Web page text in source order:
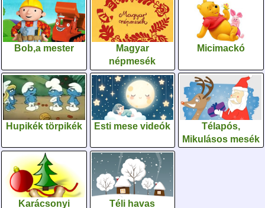
Bob,a mester
Magyar
népmesék
Micimackó
Hupikék törpikék Esti mese videók
Télapós,
Mikulásos mesék
Karácsonyi Téli havas